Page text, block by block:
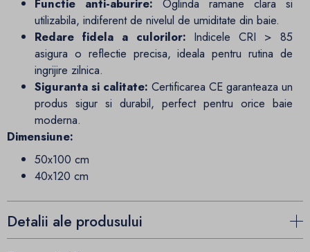
utilizabila, indiferent de nivelul de umiditate din baie.
Redare fidela a culorilor: Indicele CRI > 85
asigura o reflectie precisa, ideala pentru rutina de
ingrijire zilnica.
Siguranta si calitate: Certificarea CE garanteaza un
produs sigur si durabil, perfect pentru orice baie
moderna.
Dimensiune:
50x100 cm
40x120 cm
Detalii ale produsului